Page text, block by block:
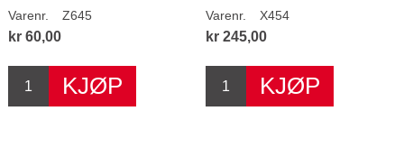
Varenr. Z645
kr 60,00
Varenr. X454
kr 245,00